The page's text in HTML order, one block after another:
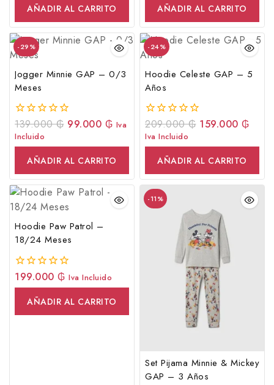
AÑADIR AL CARRITO AÑADIR AL CARRITO
-29%
Jogger Minnie GAP – 0/3
Meses
0
fuera
de
139.000₲ 99.000 ₲ Iva
Incluido
AÑADIR AL CARRITO
-24%
Hoodie Celeste GAP – 5
Años
0
fuera
de
209.000₲ 159.000 ₲
Iva Incluido
AÑADIR AL CARRITO
Hoodie Paw Patrol –
18/24 Meses
0
fuera
199.000 ₲ Iva Incluido
AÑADIR AL CARRITO
-11%
Set Pijama Minnie & Mickey
GAP – 3 Años